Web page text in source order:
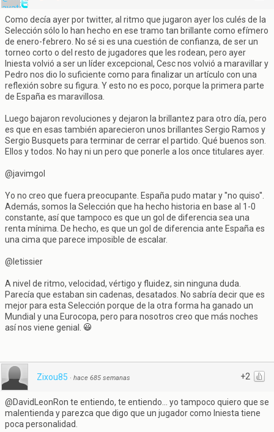
Como decía ayer por twitter, al ritmo que jugaron ayer los culés de la
Selección sólo lo han hecho en ese tramo tan brillante como efímero
de enero-febrero. No sé si es una cuestión de confianza, de ser un
torneo corto o del resto de jugadores que les rodean, pero ayer
Iniesta volvió a ser un líder excepcional, Cesc nos volvió a maravillar y
Pedro nos dio lo suficiente como para finalizar un artículo con una
reflexión sobre su figura. Y esto no es poco, porque la primera parte
de España es maravillosa.
Luego bajaron revoluciones y dejaron la brillantez para otro día, pero
es que en esas también aparecieron unos brillantes Sergio Ramos y
Sergio Busquets para terminar de cerrar el partido. Qué buenos son.
Ellos y todos. No hay ni un pero que ponerle a los once titulares ayer.
@javimgol
Yo no creo que fuera preocupante. España pudo matar y ''no quiso''.
Además, somos la Selección que ha hecho historia en base al 1-0
constante, así que tampoco es que un gol de diferencia sea una
renta mínima. De hecho, es que un gol de diferencia ante España es
una cima que parece imposible de escalar.
@letissier
A nivel de ritmo, velocidad, vértigo y fluidez, sin ninguna duda.
Parecía que estaban sin cadenas, desatados. No sabría decir que es
mejor para esta Selección porque de la otra forma ha ganado un
Mundial y una Eurocopa, pero para nosotros creo que más noches
así nos viene genial.
+2
Zixou85 · hace 685 semanas
@DavidLeonRon te entiendo, te entiendo... yo tampoco quiero que se
malentienda y parezca que digo que un jugador como Iniesta tiene
poca personalidad.